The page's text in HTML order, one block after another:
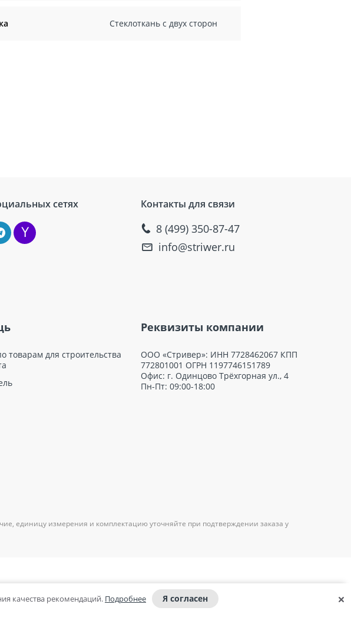
Стеклоткань с двух сторон
сетях Контакты для связи
8 (499) 350-87-47
info@striwer.ru
товарам для строительства
Реквизиты компании
ООО «Стривер»: ИНН 7728462067 КПП
772801001 ОГРН 1197746151789
Офис: г. Одинцово Трёхгорная ул., 4
Пн-Пт: 09:00-18:00
единицу измерения и комплектацию уточняйте при подтверждении заказа у
качества рекомендаций. Подробнее Я согласен